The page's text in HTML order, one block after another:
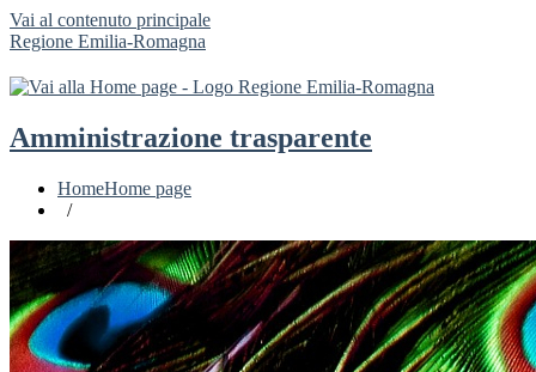
Vai al contenuto principale
Regione Emilia-Romagna
Amministrazione trasparente
HomeHome page
/